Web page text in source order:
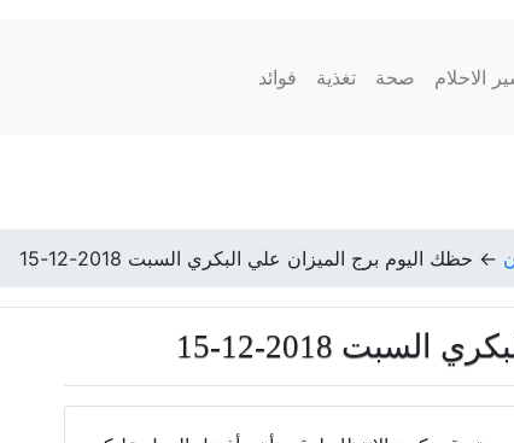
الاحلام صحة تغذية فوائد
← حظك اليوم برج الميزان علي البكري السبت 2018-12-15
2018-12-15